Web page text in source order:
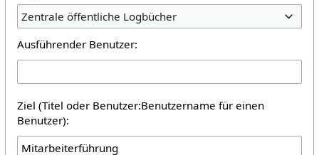
Zentrale öffentliche Logbücher
Ausführender Benutzer:
Ziel (Titel oder Benutzer:Benutzername für einen
Benutzer):